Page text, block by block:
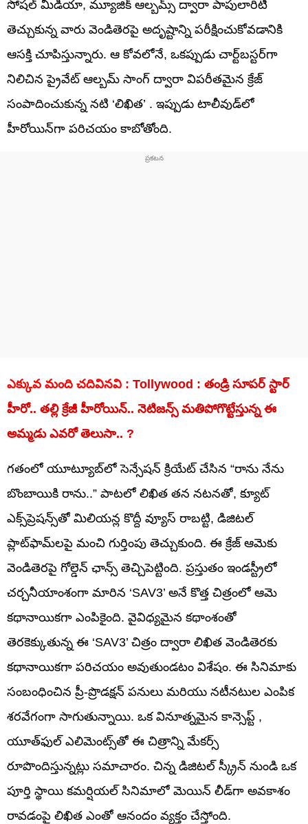
సోషల్ మీడియా, మ్యూజిక్ ఆల్బమ్స్ ద్వారా పాపులారిటీ
తెచ్చుకున్న వారు వెండితెరపై అదృష్టాన్ని పరీక్షించుకోవడానికి
ఆసక్తి చూపిస్తున్నారు. ఆ కోవలోనే, ఒకప్పుడు చార్ట్‌బస్టర్‌గా
నిలిచిన ప్రైవేట్ ఆల్బమ్ సాంగ్ ద్వారా విపరీతమైన క్రేజ్
సంపాదించుకున్న నటి ‘లిఖిత’ . ఇప్పుడు టాలీవుడ్‌లో
హీరోయిన్‌గా పరిచయం కాబోతోంది.
ఎక్కువ మంది చదివినవి : Tollywood : తండ్రి సూపర్ స్టార్
హీరో.. తల్లి క్రేజీ హీరోయిన్.. నెటిజన్స్ మతిపోగొట్టేస్తున్న ఈ
అమ్మడు ఎవరో తెలుసా.. ?
గతంలో యూట్యూబ్‌లో సెన్సేషన్ క్రియేట్ చేసిన “రాను నేను
బొంబాయికి రాను..” పాటలో లిఖిత తన నటనతో, క్యూట్
ఎక్స్‌ప్రెషన్స్‌తో మిలియన్ల కొద్దీ వ్యూస్ రాబట్టి, డిజిటల్
ప్లాట్‌ఫామ్‌లపై మంచి గుర్తింపు తెచ్చుకుంది. ఈ క్రేజ్ ఆమెకు
వెండితెరపై గోల్డెన్ ఛాన్స్ తెచ్చిపెట్టింది. ప్రస్తుతం ఇండస్ట్రీలో
చర్చనీయాంశంగా మారిన ‘SAV3’ అనే కొత్త చిత్రంలో ఆమె
కథానాయికగా ఎంపికైంది. వైవిధ్యమైన కథాంశంతో
తెరకెక్కుతున్న ఈ ‘SAV3’ చిత్రం ద్వారా లిఖిత వెండితెరకు
కథానాయికగా పరిచయం అవుతుండటం విశేషం. ఈ సినిమాకు
సంబంధించిన ప్రీ-ప్రొడక్షన్ పనులు మరియు నటీనటుల ఎంపిక
శరవేగంగా సాగుతున్నాయి. ఒక వినూత్నమైన కాన్సెప్ట్ ,
యూత్‌ఫుల్ ఎలిమెంట్స్‌తో ఈ చిత్రాన్ని మేకర్స్
రూపొందిస్తున్నట్లు సమాచారం. చిన్న డిజిటల్ స్క్రీన్ నుండి ఒక
పూర్తి స్థాయి కమర్షియల్ సినిమాలో మెయిన్ లీడ్‌గా అవకాశం
రావడంపై లిఖిత ఎంతో ఆనందం వ్యక్తం చేస్తోంది.